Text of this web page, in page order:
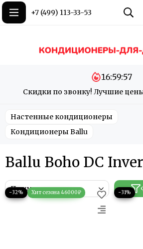
+7 (499) 113-33-53
Скидки по звонку! Лучшие
16:59:57
Настенные кондиционеры
Кондиционеры Ballu
Ballu Boho DC
−32% −31%